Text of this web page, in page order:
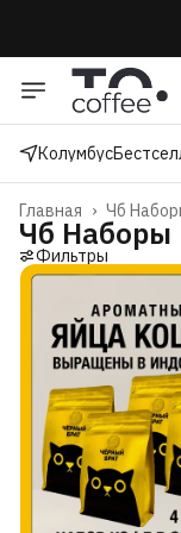
Колумбус
Чб
Главная ›
Чб Наборы
Фильтры